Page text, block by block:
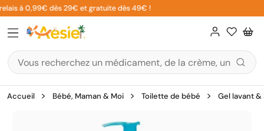
Aller
au
contenu
à 0,99€ dès 29€ et gratuite dès 49€ !
Accueil Bébé, Maman & Moi Toilette de bébé Gel lavant